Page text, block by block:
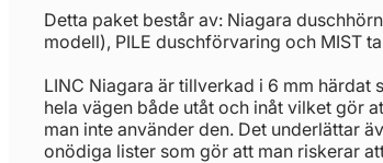
Detta paket består av: Niagara
modell), PILE duschförvaring och MIST
LINC Niagara är tillverkad i 6 mm härdat
hela vägen både utåt och inåt vilket gör
man inte använder den. Det underlättar
onödiga lister som gör att man riskerar